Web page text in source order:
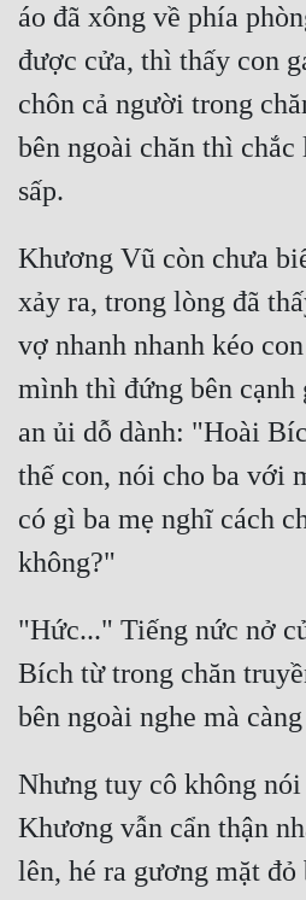
Khoa Huyễn Không Gian
Kinh Dị
Kiếm Hiệp
Kỳ Ảo
Linh Dị
Làm Giàu
Lịch Sử
Ngôn Tình
Phương Tây
Phản Phái
Quan Trường
áo đã xông về phía
được cửa, thì thấy con
chôn cả người trong
bên ngoài chăn thì chắc
Khương Vũ còn chưa
xảy ra, trong lòng đã
vợ nhanh nhanh kéo
mình thì đứng bên
an ủi dỗ dành: "Hoài
thế con, nói cho ba với
có gì ba mẹ nghĩ cách
"Hức..." Tiếng nức nở
Bích từ trong chăn
Nhưng tuy cô không
Khương vẫn cẩn thận
lên, hé ra gương mặt